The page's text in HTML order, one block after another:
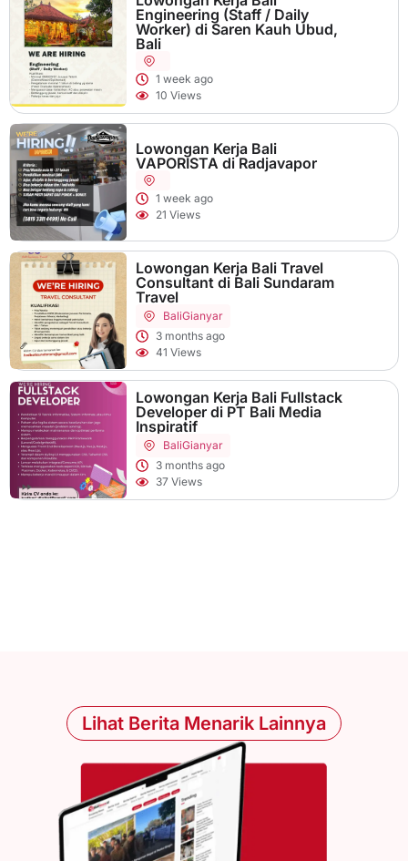
Engineering (Staff / Daily
Worker) di Saren Kauh Ubud,
Bali
1 week ago
10 Views
Lowongan Kerja Bali
VAPORISTA di Radjavapor
1 week ago
21 Views
Lowongan Kerja Bali Travel
Consultant di Bali Sundaram
Travel
BaliGianyar
3 months ago
41 Views
Lowongan Kerja Bali Fullstack
Developer di PT Bali Media
Inspiratif
BaliGianyar
3 months ago
37 Views
Lihat Berita Menarik Lainnya